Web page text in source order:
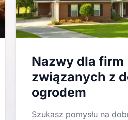
Nazwy dla firm
związanych z
ogrodem
Szukasz pomysłu na